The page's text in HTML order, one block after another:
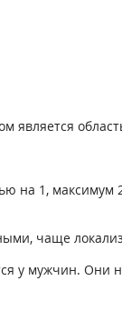
на 1,
чаще
у мужчин. Они